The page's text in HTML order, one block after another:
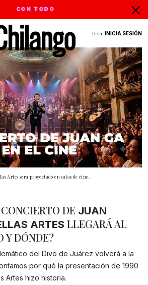
CON TODO
Hola, INICIA SESIÓN
Artes será proyectado en salas de cine.
Gracias!
DE JUAN
ARTES LLEGARÁ AL
Y DÓNDE?
del Divo de Juárez volverá a la
por qué la presentación de 1990
Artes hizo historia.